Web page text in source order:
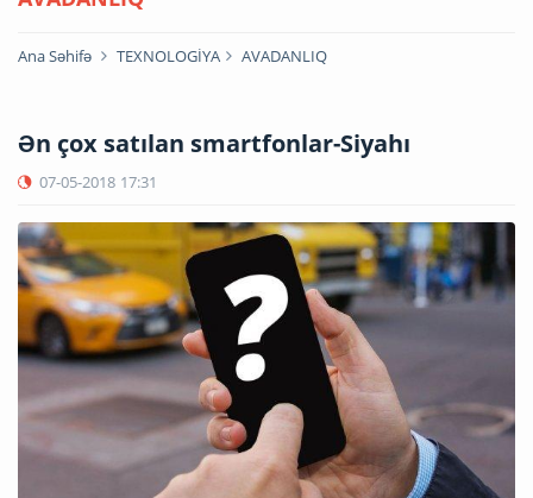
Ana Səhifə TEXNOLOGİYA AVADANLIQ
Ən çox satılan smartfonlar-Siyahı
07-05-2018 17:31